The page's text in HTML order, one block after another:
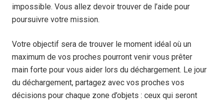
impossible. Vous allez devoir trouver de l’aide pour
poursuivre votre mission.
Votre objectif sera de trouver le moment idéal où un
maximum de vos proches pourront venir vous prêter
main forte pour vous aider lors du déchargement. Le jour
du déchargement, partagez avec vos proches vos
décisions pour chaque zone d’objets : ceux qui seront